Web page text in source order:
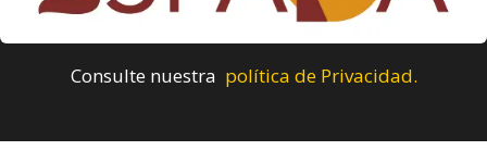
Consulte nuestra política de Privacidad.